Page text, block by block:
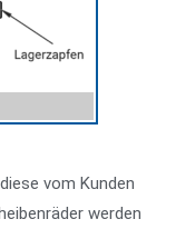
vom Kunden
werden